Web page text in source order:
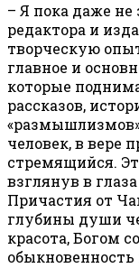
– Я пока даже
редактора и
творческую
главное и
которые
рассказов,
«размышлизмов»
человек, в вере
стремящийся.
взглянув в
Причастия от
глубины души
красота, Богом
обыкновенность